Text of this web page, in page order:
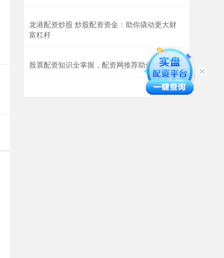
龙港配资炒股 炒股配资资金：助你撬动更大财
富杠杆
股票配资知识全掌握，配资网推荐助你赢